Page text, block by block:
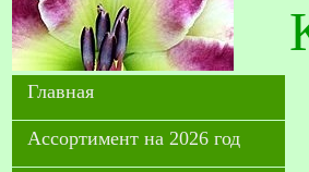
Главная
Ассортимент на 2026 год